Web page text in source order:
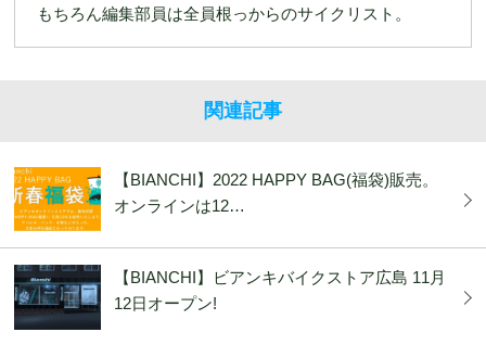
もちろん編集部員は全員根っからのサイクリスト。
関連記事
【BIANCHI】2022 HAPPY BAG(福袋)販売。
オンラインは12…
【BIANCHI】ビアンキバイクストア広島 11月
12日オープン!